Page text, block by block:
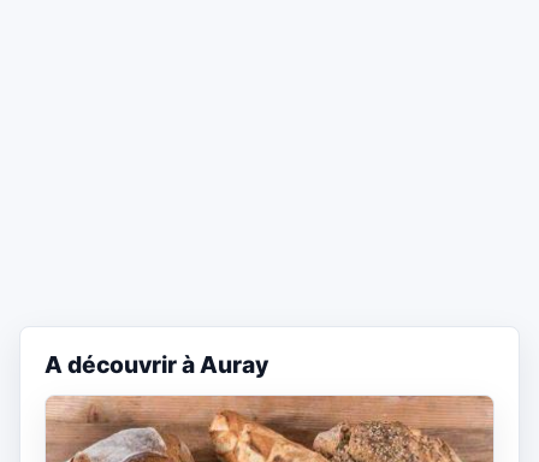
A découvrir à Auray